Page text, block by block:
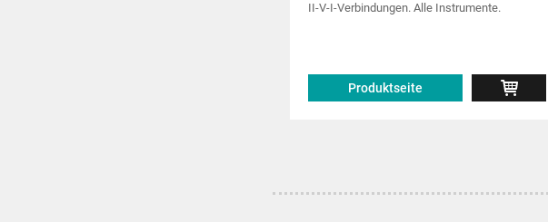
II-V-I-Verbindungen. Alle Instrumente.
Produktseite